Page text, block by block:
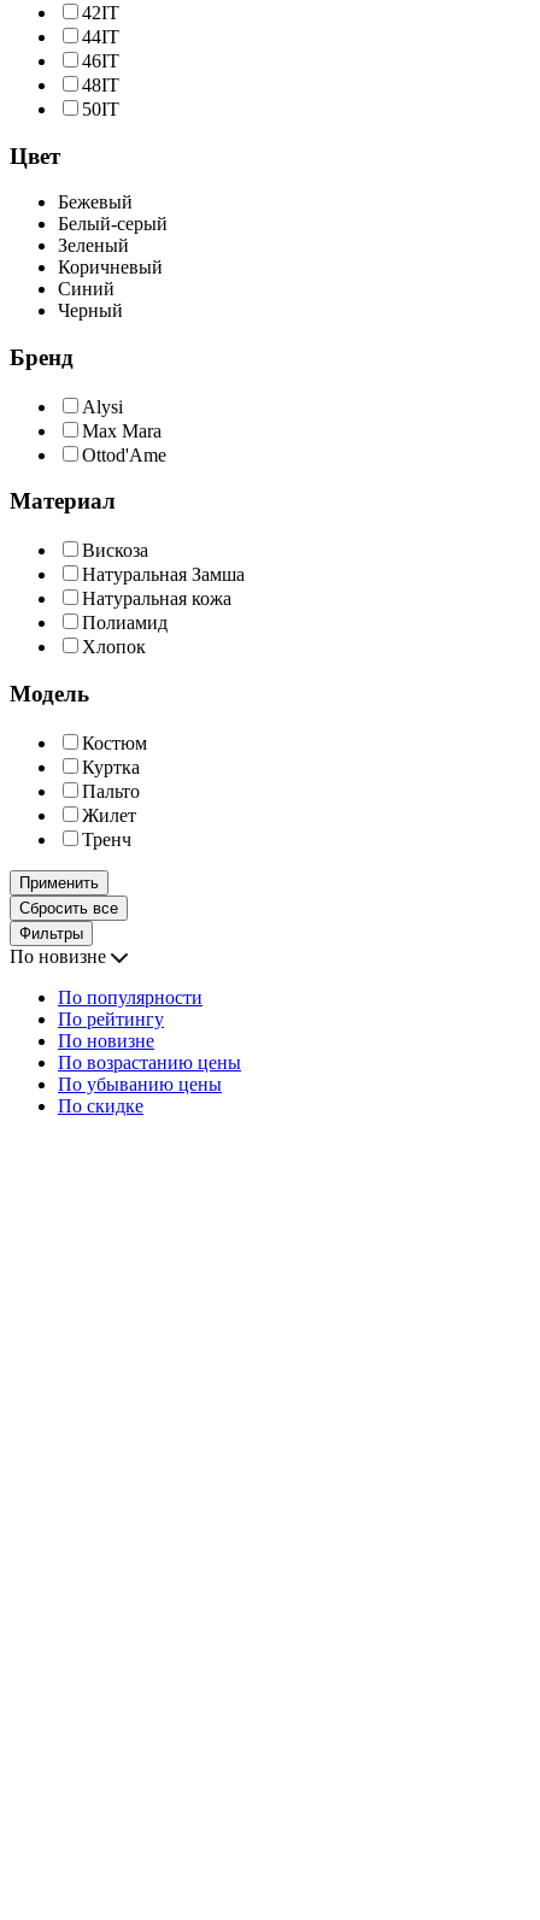
42IT
44IT
46IT
48IT
50IT
Цвет
Бежевый
Белый-серый
Зеленый
Коричневый
Синий
Черный
Бренд
Alysi
Max Mara
Ottod'Ame
Материал
Вискоза
Натуральная Замша
Натуральная кожа
Полиамид
Хлопок
Модель
Костюм
Куртка
Пальто
Жилет
Тренч
Применить
Сбросить все
Фильтры
По новизне
По популярности
По рейтингу
По новизне
По возрастанию цены
По убыванию цены
По скидке